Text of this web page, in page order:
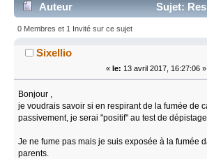
Auteur
Sujet:
cannabis ? (Lu 29803 fois)
0 Membres et 1 Invité sur ce sujet
Sixellio
« le: 13 avril 2017, 16:27:06 »
Bonjour ,
je voudrais savoir si en respirant de la fumée de
passivement, je serai "positif" au test de
Je ne fume pas mais je suis exposée à la fumée
parents.